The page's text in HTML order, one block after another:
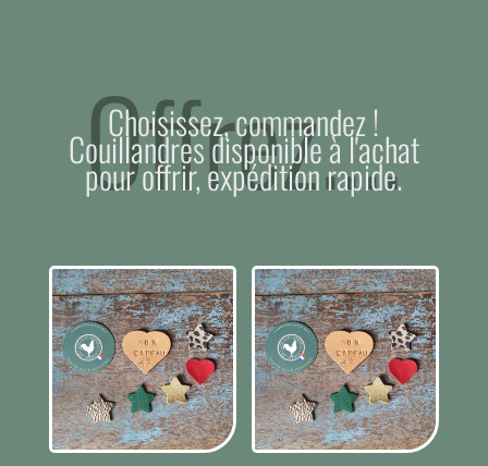
Offrez....
Choisissez, commandez !
Couillandres disponible à l'achat
pour offrir, expédition rapide.